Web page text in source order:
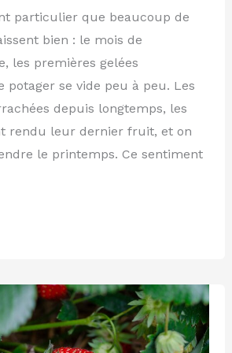
particulier que beaucoup de
bien : le mois de
les premières gelées
potager se vide peu à peu. Les
depuis longtemps, les
rendu leur dernier fruit, et on
le printemps. Ce sentiment